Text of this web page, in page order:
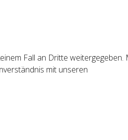
Fall an Dritte weitergegeben.
mit unseren